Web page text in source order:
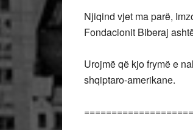
Njiqind vjet ma parë,
Fondacionit Biberaj
Urojmë që kjo frymë e
shqiptaro-amerikane.